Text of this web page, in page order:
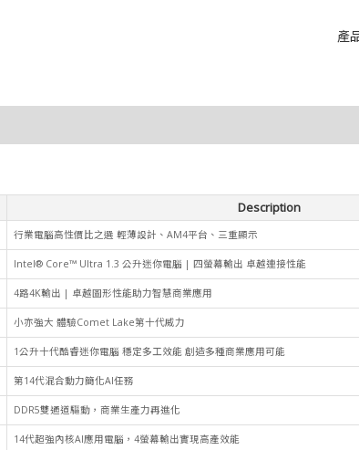
產
Description
行業電腦高性價比之選 輕薄設計、AM4平台、三重顯示
Intel® Core™ Ultra 1.3 公升迷你電腦 | 四螢幕輸出 卓越連接性能
4路4K輸出 | 卓越圖形性能助力智慧商業應用
小亦強大 體驗Comet Lake第十代威力
1公升十代酷睿迷你電腦 穩定多工效能 創造多種商業應用可能
第14代混合動力簡化AI任務
DDR5雙通道驅動，商業生產力再進化
14代超強內核AI應用電腦，4螢幕輸出實現高產效能